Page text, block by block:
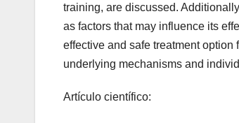
training, are discussed.
as factors that may influence its
effective and safe treatment
underlying mechanisms and
Artículo científico: